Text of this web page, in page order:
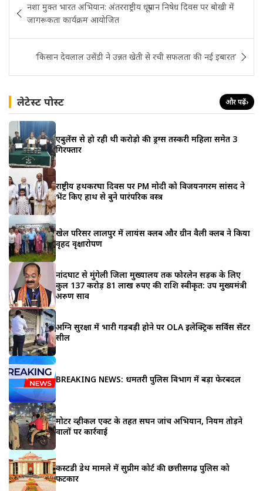
navigation
नशा मुक्त भारत अभियान: अंतरराष्ट्रीय धूम्रपान निषेध दिवस पर बोखी में
जागरूकता कार्यक्रम आयोजित
’किसान देवलाल उसेंडी ने उन्नत खेती से रची सफलता की नई इबारत’
लेटेस्ट पोस्ट और पढ़ें›
एंबुलेंस से हो रही थी करोड़ो की ड्रग्स तस्करी महिला समेत 3
गिरफ्तार
राष्ट्रीय हथकरघा दिवस पर PM मोदी को विजयनगरम सांसद ने
भेंट किए हाथ से बुने पारंपरिक वस्त्र
खेल परिसर लालपुर में लायंस क्लब और ग्रीन वैली क्लब ने किया
वृहद वृक्षारोपण
नांदघाट से मुंगेली जिला मुख्यालय तक फोरलेन सड़क के लिए
कुल 137 करोड़ 81 लाख रुपए की राशि स्वीकृत: उप मुख्यमंत्री
अरुण साव
अग्नि सुरक्षा में भारी गड़बड़ी होने पर OLA इलेक्ट्रिक सर्विस सेंटर
सील
BREAKING NEWS: धमतरी पुलिस विभाग में बड़ा फेरबदल
मोटर व्हीकल एक्ट के तहत सघन जांच अभियान, नियम तोड़ने
वालों पर कार्रवाई
कस्टडी डेथ मामले में सुप्रीम कोर्ट की छत्तीसगढ़ पुलिस को
फटकार